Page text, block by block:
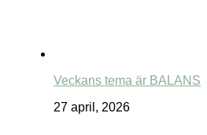
Veckans tema är BALANS
27 april, 2026